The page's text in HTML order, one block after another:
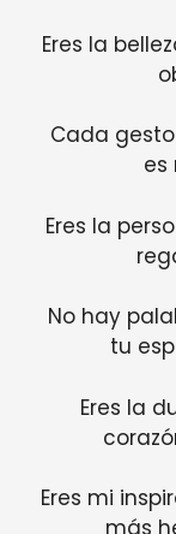
Eres la
Cada
es
Eres la
No hay
tu
Eres la
Eres mi
más